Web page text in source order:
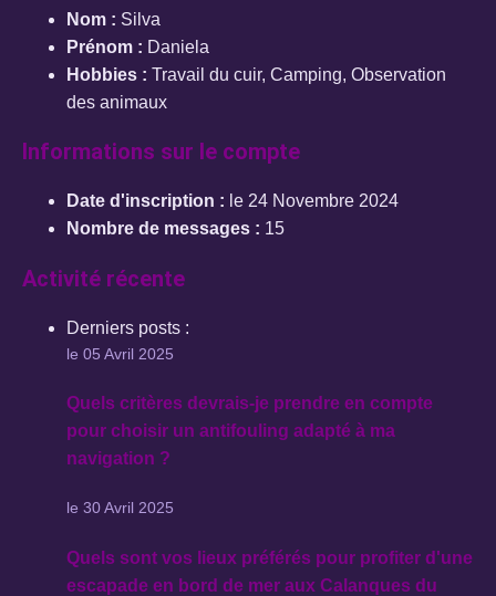
Nom : Silva
Prénom : Daniela
Hobbies : Travail du cuir, Camping, Observation
des animaux
Informations sur le compte
Date d'inscription : le 24 Novembre 2024
Nombre de messages : 15
Activité récente
Derniers posts :
le 05 Avril 2025
Quels critères devrais-je prendre en compte
pour choisir un antifouling adapté à ma
navigation ?
le 30 Avril 2025
Quels sont vos lieux préférés pour profiter d'une
escapade en bord de mer aux Calanques du